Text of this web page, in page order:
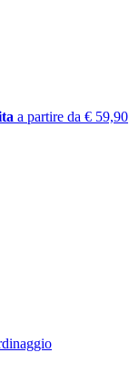
a partire da € 59,90